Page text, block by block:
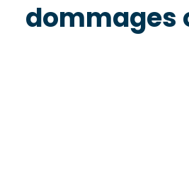
dommages